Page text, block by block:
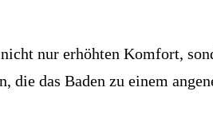
nur erhöhten Komfort,
das Baden zu einem